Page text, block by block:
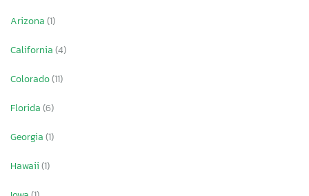
Arizona(1)
California(4)
Colorado(11)
Florida(6)
Georgia(1)
Hawaii(1)